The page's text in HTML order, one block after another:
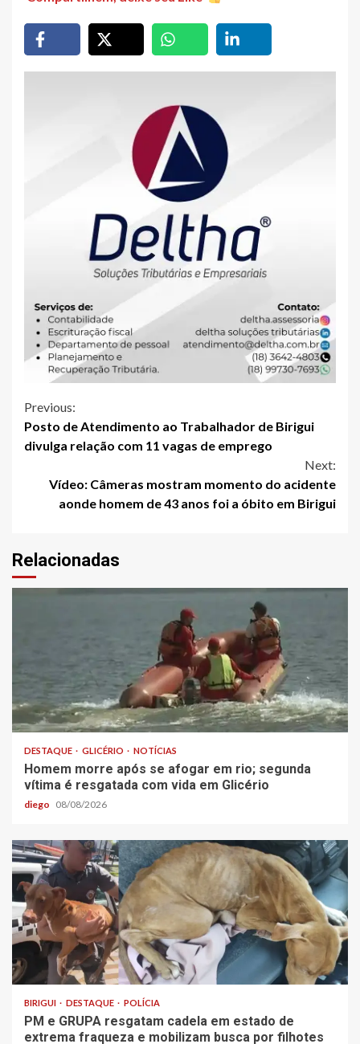
Continue
Reading
Previous:
Posto de Atendimento ao Trabalhador de Birigui
divulga relação com 11 vagas de emprego
Next:
Vídeo: Câmeras mostram momento do acidente
aonde homem de 43 anos foi a óbito em Birigui
Relacionadas
DESTAQUE GLICÉRIO NOTÍCIAS
Homem morre após se afogar em rio; segunda
vítima é resgatada com vida em Glicério
diego 08/08/2026
BIRIGUI DESTAQUE POLÍCIA
PM e GRUPA resgatam cadela em estado de
extrema fraqueza e mobilizam busca por filhotes